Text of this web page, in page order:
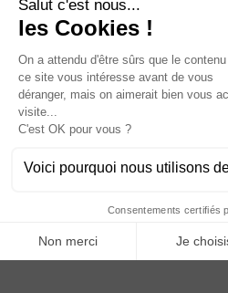
Vous êtes un
Anoq bénéficie du soutien
France